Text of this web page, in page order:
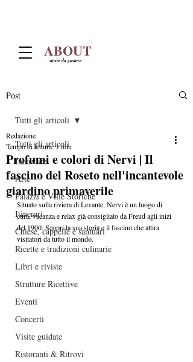
ABOUT
storie da gustare
Post
Tutti gli articoli
Interviste
Arte
Palazzi e Ville Storiche
Itinerari
Chiese, cappelle e santuari
Ricette e tradizioni culinarie
Libri e riviste
Strutture Ricettive
Eventi
Concerti
Visite guidate
Ristoranti & Ritrovi
Tutti gli articoli
Profumi e colori di Nervi | Il
fascino del Roseto nell'incantevole
giardino primaverile
Redazione
Tempo di lettura: 1 min
Situato sulla riviera di Levante, Nervi è un luogo di
cura, vacanza e relax già consigliato da Freud agli inizi
del 1900. Scopri la sua storia e il fascino che attira
visitatori da tutto il mondo.